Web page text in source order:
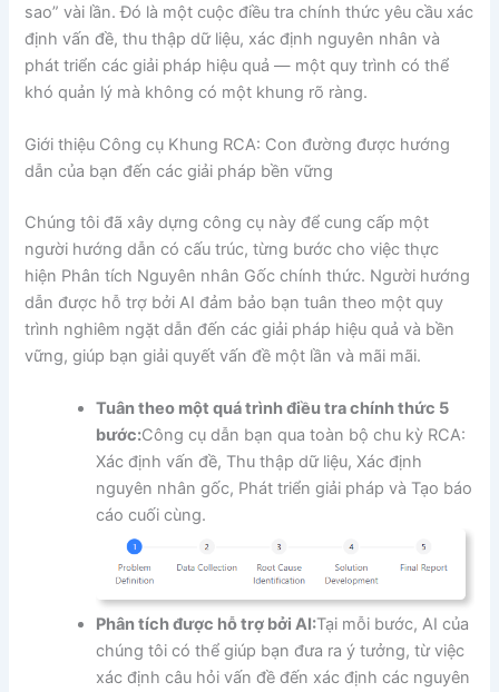
sao” vài lần. Đó là một cuộc điều tra chính thức yêu cầu xác
định vấn đề, thu thập dữ liệu, xác định nguyên nhân và
phát triển các giải pháp hiệu quả — một quy trình có thể
khó quản lý mà không có một khung rõ ràng.
Giới thiệu Công cụ Khung RCA: Con đường được hướng
dẫn của bạn đến các giải pháp bền vững
Chúng tôi đã xây dựng công cụ này để cung cấp một
người hướng dẫn có cấu trúc, từng bước cho việc thực
hiện Phân tích Nguyên nhân Gốc chính thức. Người hướng
dẫn được hỗ trợ bởi AI đảm bảo bạn tuân theo một quy
trình nghiêm ngặt dẫn đến các giải pháp hiệu quả và bền
vững, giúp bạn giải quyết vấn đề một lần và mãi mãi.
Tuân theo một quá trình điều tra chính thức 5
bước:Công cụ dẫn bạn qua toàn bộ chu kỳ RCA:
Xác định vấn đề, Thu thập dữ liệu, Xác định
nguyên nhân gốc, Phát triển giải pháp và Tạo báo
cáo cuối cùng.
Phân tích được hỗ trợ bởi AI:Tại mỗi bước, AI của
chúng tôi có thể giúp bạn đưa ra ý tưởng, từ việc
xác định câu hỏi vấn đề đến xác định các nguyên